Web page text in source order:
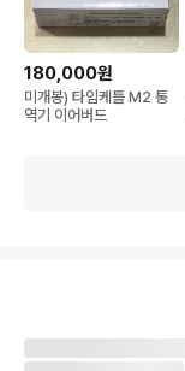
180,000원
미개봉) 타임케틀 M2 통
역기 이어버드